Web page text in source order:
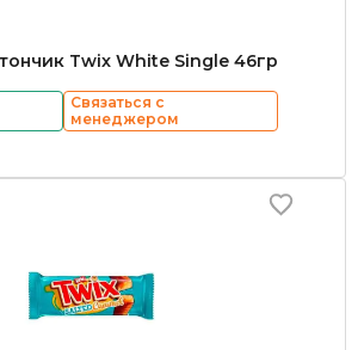
Twix White Single 46гр
Связаться с
менеджером